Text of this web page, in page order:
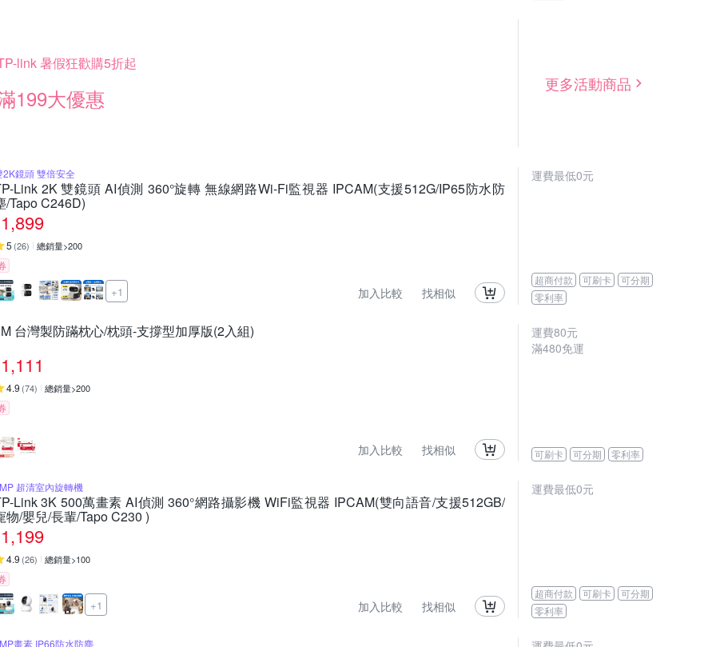
link 暑假狂歡購5折起
199大優惠
更多活動商品
2K鏡頭 雙倍安全
Link 2K 雙鏡頭 AI偵測 360°旋轉 無線網路Wi-Fi監視器 IPCAM(支援512G/IP65防水防
/Tapo C246D)
1,899
5 (26) 總銷量>200
+1 加入比較 找相似
運費最低0元
超商付款 可刷卡
可分期
零利率
台灣製防蹣枕心/枕頭-支撐型加厚版(2入組)
1,111
4.9 (74) 總銷量>200
加入比較 找相似
運費80元
滿480免運
可刷卡 可分期 零利率
超清室內旋轉機
Link 3K 500萬畫素 AI偵測 360°網路攝影機 WiFi監視器 IPCAM(雙向語音/支援512GB/
物/嬰兒/長輩/Tapo C230 )
1,199
4.9 (26) 總銷量>100
+1 加入比較 找相似
運費最低0元
超商付款 可刷卡
可分期
零利率
畫素 IP66防水防塵